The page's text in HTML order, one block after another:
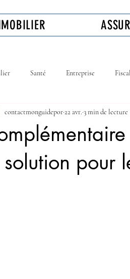
Santé Entreprise
pour
contactmonguidepor22 avr. 3 min de lecture